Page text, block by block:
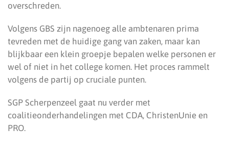
overschreden.
Volgens GBS zijn nagenoeg alle ambtenaren prima
tevreden met de huidige gang van zaken, maar kan
blijkbaar een klein groepje bepalen welke personen er
wel of niet in het college komen. Het proces rammelt
volgens de partij op cruciale punten.
SGP Scherpenzeel gaat nu verder met
coalitieonderhandelingen met CDA, ChristenUnie en
PRO.